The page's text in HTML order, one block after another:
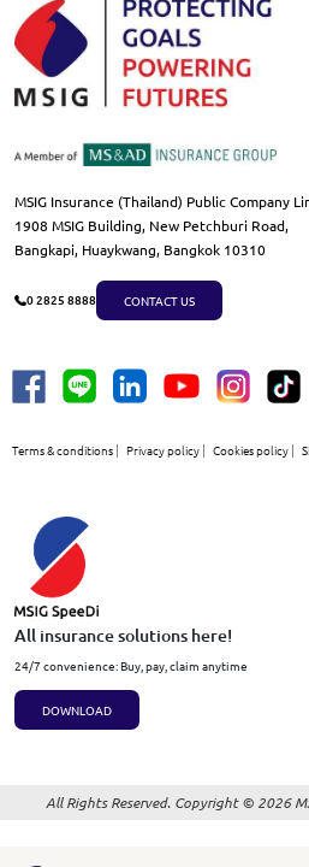
MSIG Insurance (Thailand) Public Company
1908 MSIG Building, New Petchburi Road,
Bangkapi, Huaykwang, Bangkok 10310
0 2825 8888 CONTACT US
Terms & conditions Privacy policy Cookies policy
All insurance solutions here!
24/7 convenience: Buy, pay, claim anytime
DOWNLOAD
All Rights Reserved. Copyright © 2026